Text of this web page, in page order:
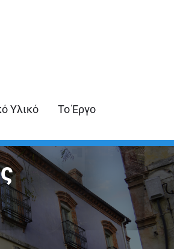
Υλικό Το Έργο